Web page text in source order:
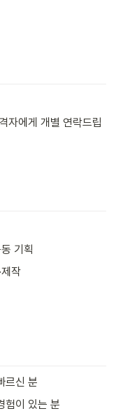
자에게 개별 연락드립
기획
작
르신 분
험이 있는 분